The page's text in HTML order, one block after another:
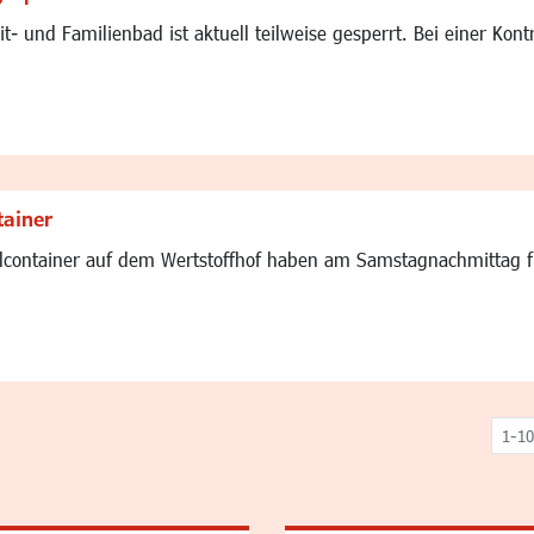
und Familienbad ist aktuell teilweise gesperrt. Bei einer
auf dem Wertstoffhof haben am
1-